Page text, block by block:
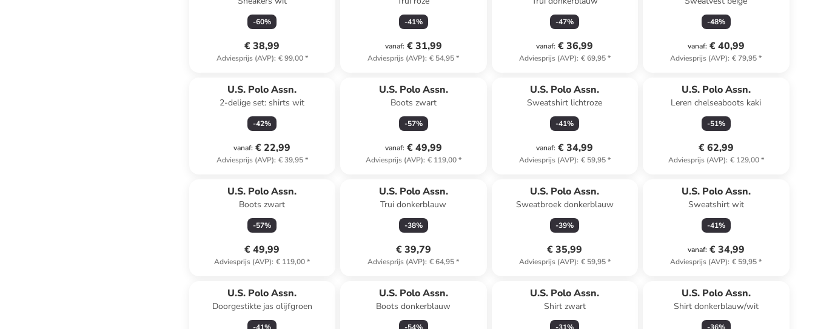
-60%
€ 38,99
Adviesprijs (AVP): € 99,00*
-41%
vanaf: € 31,99
Adviesprijs (AVP): € 54,95*
-47%
vanaf: € 36,99
Adviesprijs (AVP): € 69,95*
-48%
vanaf: € 40,99
Adviesprijs (AVP): € 79,95*
U.S. Polo Assn.
2-delige set: shirts wit
-42%
vanaf: € 22,99
Adviesprijs (AVP): € 39,95*
U.S. Polo Assn.
Boots zwart
-57%
vanaf: € 49,99
Adviesprijs (AVP): € 119,00*
U.S. Polo Assn.
Sweatshirt lichtroze
-41%
vanaf: € 34,99
Adviesprijs (AVP): € 59,95*
U.S. Polo Assn.
Leren chelseaboots kaki
-51%
€ 62,99
Adviesprijs (AVP): € 129,00*
U.S. Polo Assn.
Boots zwart
-57%
€ 49,99
Adviesprijs (AVP): € 119,00*
U.S. Polo Assn.
Trui donkerblauw
-38%
€ 39,79
Adviesprijs (AVP): € 64,95*
U.S. Polo Assn.
Sweatbroek donkerblauw
-39%
€ 35,99
Adviesprijs (AVP): € 59,95*
U.S. Polo Assn.
Sweatshirt wit
-41%
vanaf: € 34,99
Adviesprijs (AVP): € 59,95*
U.S. Polo Assn.
Doorgestikte jas olijfgroen
U.S. Polo Assn.
Boots donkerblauw
U.S. Polo Assn.
Shirt zwart
U.S. Polo Assn.
Shirt donkerblauw/wit